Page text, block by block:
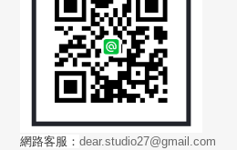
網路客服：dear.studio27@gmail.com